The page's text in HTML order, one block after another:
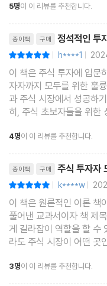
것, ‘돈 벌기’
02 인베스터블 마인드의
[PART 2 기본기 다지기]
CHAPTER 4 첫 단추,
01 증권 계좌 개설하기
MTS는 불리한 전장/ 증
방법/ 무시하면 큰코다치
02 처음 HTS 세팅하기
종목 차트는 분봉과 일봉
다/ 광고성 뉴스는 거른
다익선
03 알아두면 도움 되는 메
X-Ray 순간체결량 · 실
· 종목별 공매도 추이 ·
또 하나 읽을 수 있어 좋았
5명이 이 리뷰를 추천합니다.
종이책 구매 정석적인 투
| h****1 |
이 책은 주식 투자에 입문
자자까지 모두를 위한 훌
과 주식 시장에서 성공하
히, 주식 초보자들을 위한
떻게 투자해야 할지 막막
4명이 이 리뷰를 추천합니다.
종이책 구매 주식 투자자
| k****w |
이 책은 원론적인 이론 책이 아니다. 저자의 다년
풀어낸 교과서이자 책 제
게 길라잡이 역할을 할 수 있
라도 주식 시장이 어떤 곳
로 나오는 얘기들은 그
다. 나의 월급독립프로젝
3명이 이 리뷰를 추천합니다.